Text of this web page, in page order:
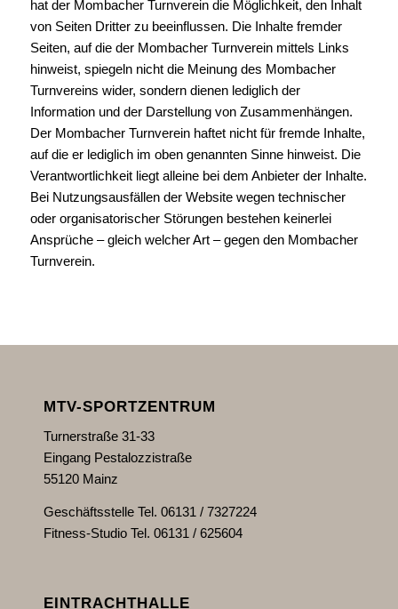
hat der Mombacher Turnverein die Möglichkeit, den Inhalt
von Seiten Dritter zu beeinflussen. Die Inhalte fremder
Seiten, auf die der Mombacher Turnverein mittels Links
hinweist, spiegeln nicht die Meinung des Mombacher
Turnvereins wider, sondern dienen lediglich der
Information und der Darstellung von Zusammenhängen.
Der Mombacher Turnverein haftet nicht für fremde Inhalte,
auf die er lediglich im oben genannten Sinne hinweist. Die
Verantwortlichkeit liegt alleine bei dem Anbieter der Inhalte.
Bei Nutzungsausfällen der Website wegen technischer
oder organisatorischer Störungen bestehen keinerlei
Ansprüche – gleich welcher Art – gegen den Mombacher
Turnverein.
MTV-SPORTZENTRUM
Turnerstraße 31-33
Eingang Pestalozzistraße
55120 Mainz
Geschäftsstelle Tel. 06131 / 7327224
Fitness-Studio Tel. 06131 / 625604
EINTRACHTHALLE